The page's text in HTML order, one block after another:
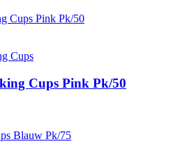
Cups
Cups Pink Pk/50